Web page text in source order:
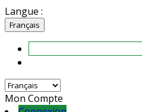
Langue :
Français
Mon Compte